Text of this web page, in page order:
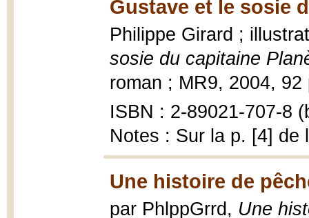
Gustave et le sosie
Philippe Girard ;
sosie du capitaine
roman ; MR9, 2004,
ISBN : 2-89021-707-8
Notes : Sur la p. [4] de
Une histoire de
par PhlppGrrd, Une